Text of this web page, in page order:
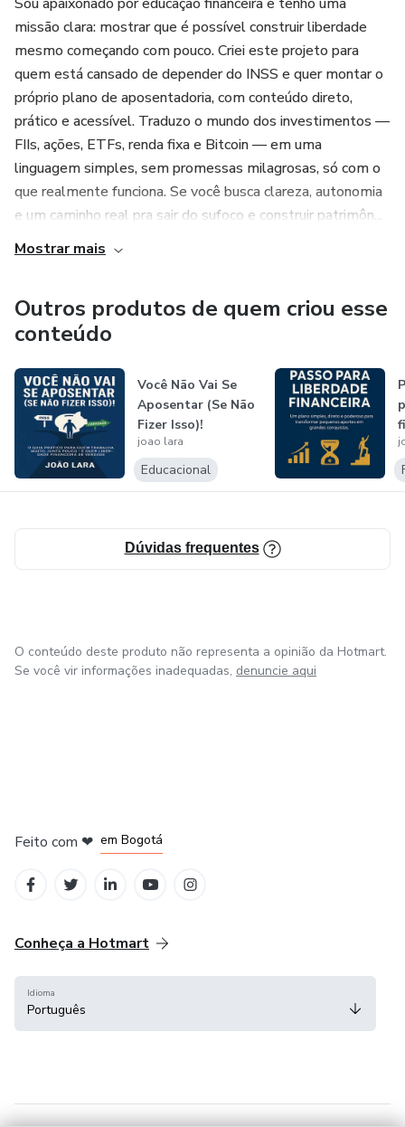
missão clara: mostrar que é possível construir liberdade
mesmo começando com pouco. Criei este projeto para
quem está cansado de depender do INSS e quer montar o
próprio plano de aposentadoria, com conteúdo direto,
prático e acessível. Traduzo o mundo dos investimentos —
FIIs, ações, ETFs, renda fixa e Bitcoin — em uma
linguagem simples, sem promessas milagrosas, só com o
que realmente funciona. Se você busca clareza, autonomia
e um caminho real pra sair do sufoco e construir patrimôn...
Mostrar mais
Outros produtos de quem criou esse
conteúdo
Você Não Vai Se
Aposentar (Se Não
Fizer Isso)!
joao lara
Educacional
Dúvidas frequentes
O conteúdo deste produto não representa a opinião da Hotmart.
Se você vir informações inadequadas, denuncie aqui
Feito com ❤ em Bogotá
Conheça a Hotmart
Idioma
Português